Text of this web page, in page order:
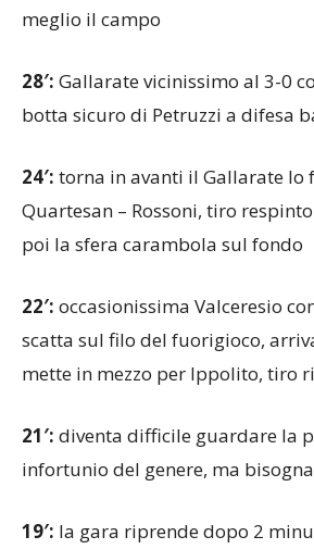
meglio il campo
28′: Gallarate vicinissimo al 3-0
botta sicuro di Petruzzi a difesa
24′: torna in avanti il Gallarate lo
Quartesan – Rossoni, tiro
poi la sfera carambola sul fondo
22′: occasionissima Valceresio
scatta sul filo del fuorigioco,
mette in mezzo per Ippolito, tiro
21′: diventa difficile guardare la
infortunio del genere, ma
19′: la gara riprende dopo 2